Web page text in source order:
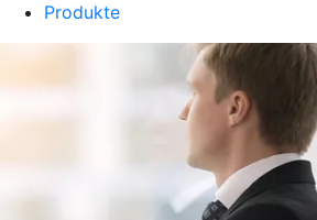
Produkte